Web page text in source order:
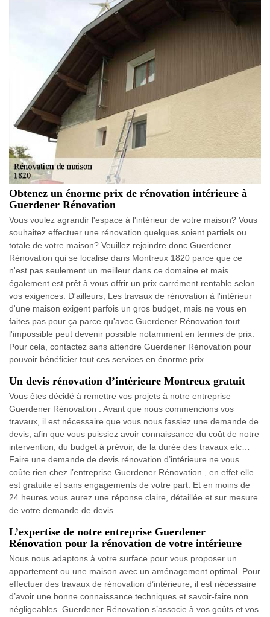
Obtenez un énorme prix de rénovation intérieure à
Guerdener Rénovation
Vous voulez agrandir l'espace à l'intérieur de votre maison? Vous
souhaitez effectuer une rénovation quelques soient partiels ou
totale de votre maison? Veuillez rejoindre donc Guerdener
Rénovation qui se localise dans Montreux 1820 parce que ce
n'est pas seulement un meilleur dans ce domaine et mais
également est prêt à vous offrir un prix carrément rentable selon
vos exigences. D'ailleurs, Les travaux de rénovation à l'intérieur
d'une maison exigent parfois un gros budget, mais ne vous en
faites pas pour ça parce qu'avec Guerdener Rénovation tout
l'impossible peut devenir possible notamment en termes de prix.
Pour cela, contactez sans attendre Guerdener Rénovation pour
pouvoir bénéficier tout ces services en énorme prix.
Un devis rénovation d’intérieure Montreux gratuit
Vous êtes décidé à remettre vos projets à notre entreprise
Guerdener Rénovation . Avant que nous commencions vos
travaux, il est nécessaire que vous nous fassiez une demande de
devis, afin que vous puissiez avoir connaissance du coût de notre
intervention, du budget à prévoir, de la durée des travaux etc…
Faire une demande de devis rénovation d’intérieure ne vous
coûte rien chez l’entreprise Guerdener Rénovation , en effet elle
est gratuite et sans engagements de votre part. Et en moins de
24 heures vous aurez une réponse claire, détaillée et sur mesure
de votre demande de devis.
L’expertise de notre entreprise Guerdener
Rénovation pour la rénovation de votre intérieure
Nous nous adaptons à votre surface pour vous proposer un
appartement ou une maison avec un aménagement optimal. Pour
effectuer des travaux de rénovation d’intérieure, il est nécessaire
d’avoir une bonne connaissance techniques et savoir-faire non
négligeables. Guerdener Rénovation s’associe à vos goûts et vos